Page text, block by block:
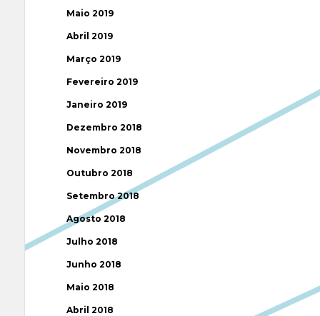
Maio 2019
Abril 2019
Março 2019
Fevereiro 2019
Janeiro 2019
Dezembro 2018
Novembro 2018
Outubro 2018
Setembro 2018
Agosto 2018
Julho 2018
Junho 2018
Maio 2018
Abril 2018